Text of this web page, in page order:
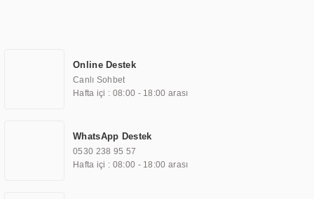
TOCHI markası altında kendi ürettiği ürünlerde kullanmıştır. Günümüzde
TOCHI; videowall, digital signage, kiosk, totem, akıllı durak ekranı, araç içi
ekran, asansör ekranı, digital menüboard, marin ekran, medikal ekran,
ekranları, endüstriyel ekranlar, kapı önü bilgi ekranları, panel PC,
endüstriyel Panel PC, mini PC, endüstriyel mini PC ve akıllı bina sistemleri
gibi çözümleri 4.5" ile 110” boyutları arasında üretebilirken, ayrıca standart
Online Destek
Canlı Sohbet
Hafta içi : 08:00 - 18:00 arası
WhatsApp Destek
0530 238 95 57
Hafta içi : 08:00 - 18:00 arası